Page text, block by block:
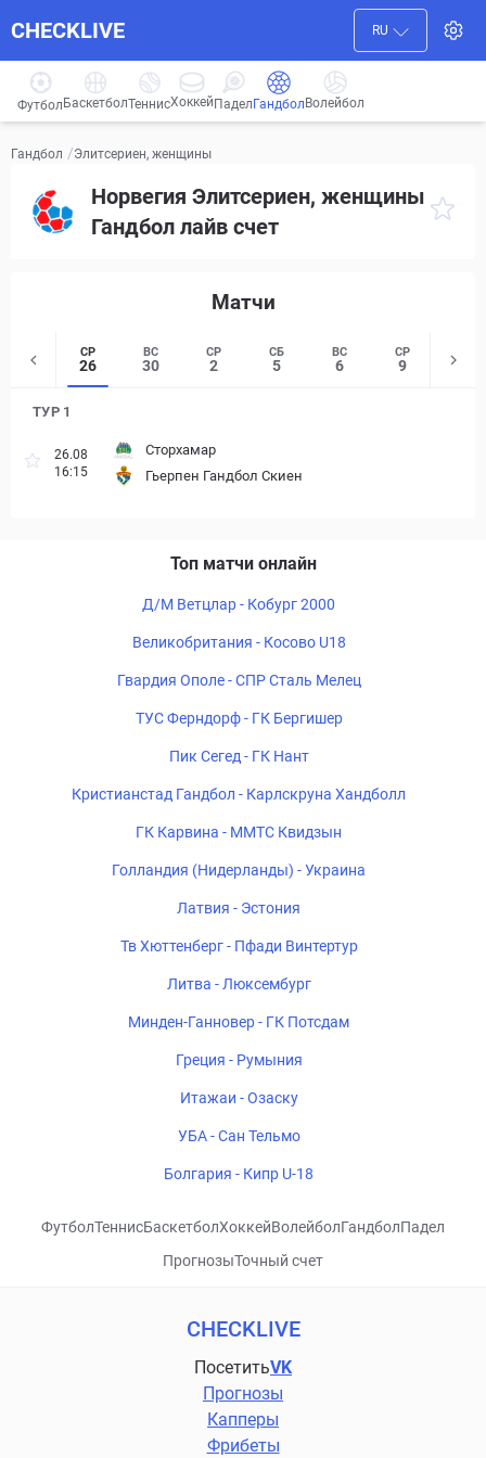
CHECKLIVE RU
Футбол БаскетболТеннисХоккей ПаделГандбол Волейбол
Гандбол /Элитсериен, женщины
Норвегия Элитсериен, женщины
Гандбол лайв счет
Матчи
СР
26
ВС
30
СР
2
СБ
5
ВС
6
СР
9
ТУР 1
26.08
16:15
Сторхамар
Гьерпен Гандбол Скиен
Топ матчи онлайн
Д/М Ветцлар - Кобург 2000
Великобритания - Косово U18
Гвардия Ополе - СПР Сталь Мелец
ТУС Ферндорф - ГК Бергишер
Пик Сегед - ГК Нант
Кристианстад Гандбол - Карлскруна Хандболл
ГК Карвина - ММТС Квидзын
Голландия (Нидерланды) - Украина
Латвия - Эстония
Тв Хюттенберг - Пфади Винтертур
Литва - Люксембург
Минден-Ганновер - ГК Потсдам
Греция - Румыния
Итажаи - Озаску
УБА - Сан Тельмо
Болгария - Кипр U-18
ФутболТеннисБаскетболХоккейВолейболГандболПадел
ПрогнозыТочный счет
CHECKLIVE
ПосетитьVK
Прогнозы
Капперы
Фрибеты